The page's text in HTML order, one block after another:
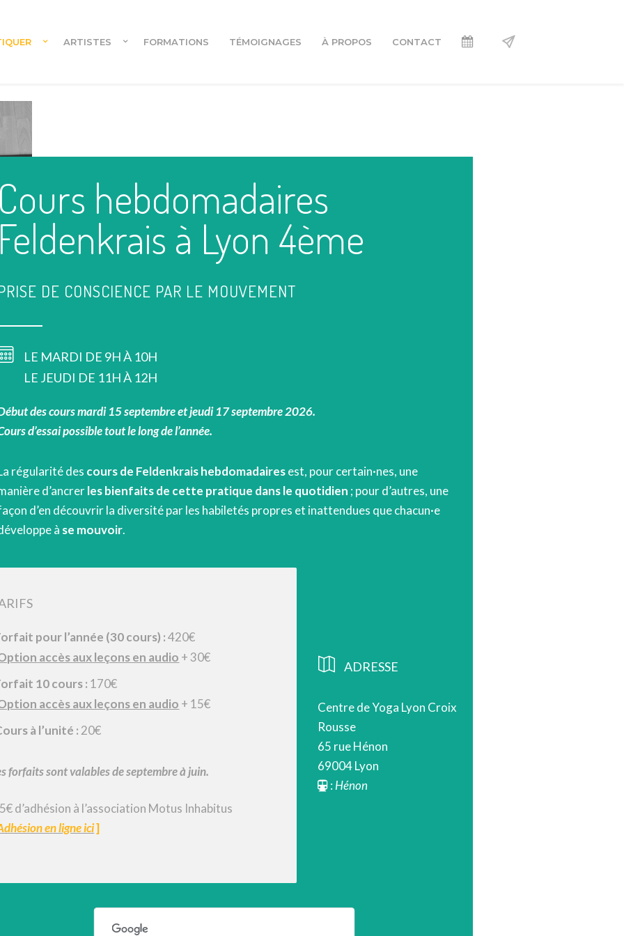
en ligne pour danseur.euses
ARTISTES FORMATIONS TÉMOIGNAGES À PROPOS CONTACT
hebdomadaires
à Lyon 4ème
DE CONSCIENCE PAR LE MOUVEMENT
LE MARDI DE 9H À 10H
LE JEUDI DE 11H À 12H
des cours mardi 15 septembre et jeudi 17 septembre 2026.
d’essai possible tout le long de l’année.
régularité des cours de Feldenkrais hebdomadairesest, pour certain·nes, une
d’ancrerles bienfaits de cette pratique dans le quotidien ; pour d’autres, une
d’en découvrir la diversité par les habiletés propres et inattendues que chacun·e
à se mouvoir.
pour l’année (30 cours) :420€
accès aux leçons en audio + 30€
10 cours : 170€
accès aux leçons en audio + 15€
à l’unité : 20€
forfaits sont valables de septembre à juin.
d’adhésion à l’association Motus Inhabitus
en ligne ici]
ADRESSE
Centre de Yoga Lyon Croix
Rousse
65 rue Hénon
69004 Lyon
: Hénon